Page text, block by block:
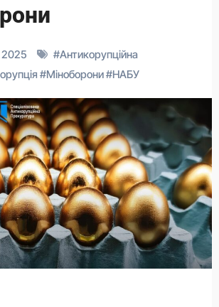
2025 #Антикорупційна
#Міноборони#НАБУ